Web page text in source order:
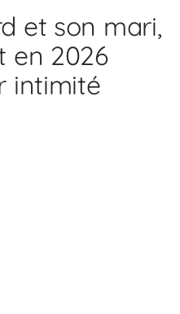
et son mari,
en 2026
intimité